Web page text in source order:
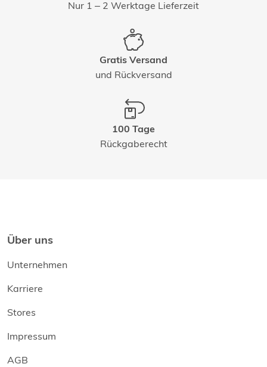
Nur 1 – 2 Werktage Lieferzeit
Gratis Versand
und Rückversand
100 Tage
Rückgaberecht
Über uns
Unternehmen
Karriere
Stores
Impressum
AGB